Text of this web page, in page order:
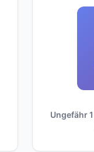
Ungefähr